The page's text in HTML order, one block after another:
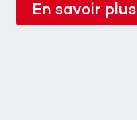
En savoir plus